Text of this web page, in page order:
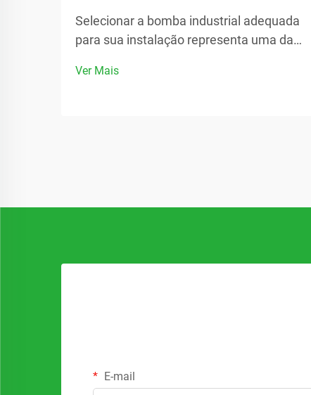
Selecionar a bomba industrial adequada
para sua instalação representa uma das
operações industriais. O desempenho,
Ver Mais
E-mail